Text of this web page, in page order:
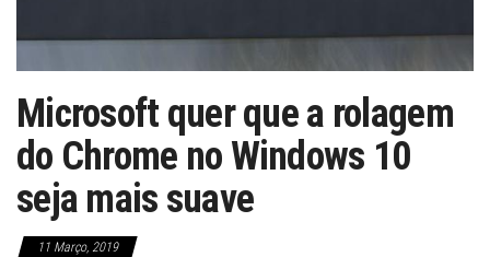
Microsoft quer que a rolagem
do Chrome no Windows 10
seja mais suave
11 Março, 2019